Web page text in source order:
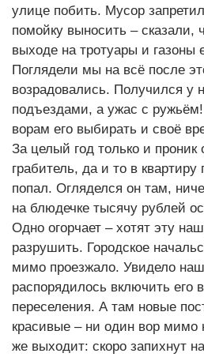
улице побить. Мусор
помойку выносить – сказали,
выходе на тротуары и газоны
Поглядели мы на всё после
возрадовались. Получился у
подъездами, а ужас с ружьём!
ворам его выбирать и своё
За целый год только и
грабитель, да и то в
попал. Огляделся он там,
на блюдечке тысячу рублей
Одно огорчает – хотят эту
разрушить. Городское
мимо проезжало. Увидело
распорядилось включить его
переселения. А там новые
красивые – ни один вор мимо
же выходит: скоро запихнут